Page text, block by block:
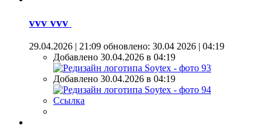
vvv vvv
29.04.2026 | 21:09 обновлено: 30.04 2026 | 04:19
Добавлено 30.04.2026 в 04:19
Добавлено 30.04.2026 в 04:19
Ссылка